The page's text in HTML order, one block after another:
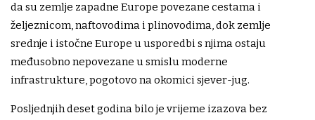
da su zemlje zapadne Europe povezane cestama i
željeznicom, naftovodima i plinovodima, dok zemlje
srednje i istočne Europe u usporedbi s njima ostaju
međusobno nepovezane u smislu moderne
infrastrukture, pogotovo na okomici sjever-jug.
Posljednjih deset godina bilo je vrijeme izazova bez